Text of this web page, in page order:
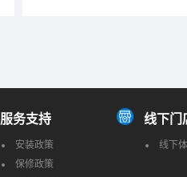
服务支持
安装政策
保修政策
线下门
线下